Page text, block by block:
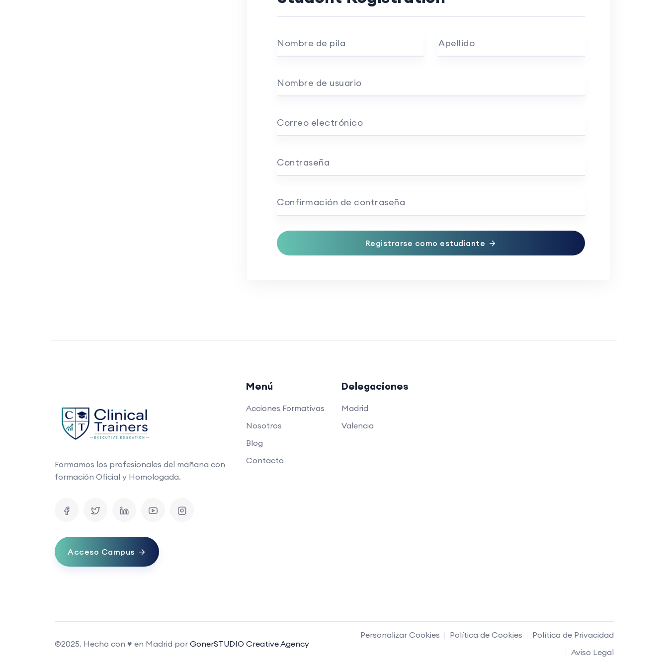
Nombre de pila Apellido
Nombre de usuario
Correo electrónico
Contraseña
Confirmación de contraseña
Registrarse como estudiante
Formamos los profesionales del mañana con
formación Oficial y Homologada.
Acceso Campus
Menú
Acciones Formativas
Nosotros
Blog
Contacto
Delegaciones
Madrid
Valencia
©2025. Hecho con ♥ en Madrid por GonerSTUDIO Creative Agency
Personalizar Cookies Política de Cookies
Política de Privacidad
Aviso Legal